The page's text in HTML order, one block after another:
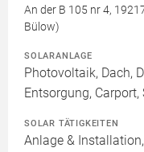
An der B 105 nr 4,
Bülow)
SOLARANLAGE
Photovoltaik, Dach,
Entsorgung,
SOLAR TÄTIGKEITEN
Anlage &